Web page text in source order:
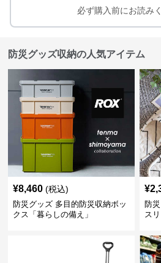
必ず購入前にお読み
防災グッズ収納の人気アイテム
¥8,460 (税込)
防災グッズ 多目的防災収納ボッ
クス「暮らしの備え」
¥
防
ス